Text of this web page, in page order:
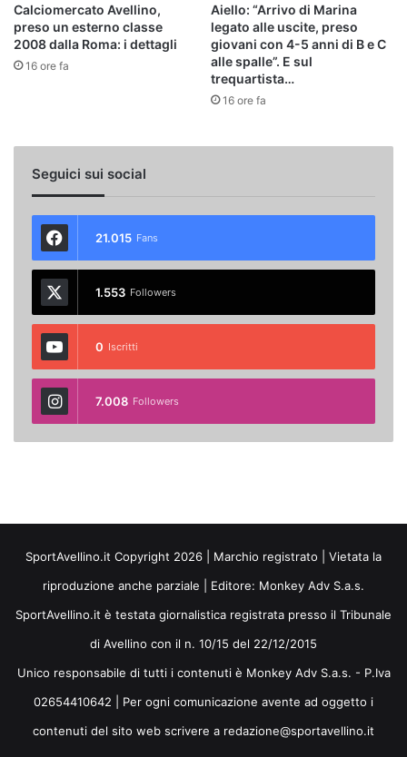
Calciomercato Avellino,
preso un esterno classe
2008 dalla Roma: i dettagli
16 ore fa
Aiello: “Arrivo di Marina
legato alle uscite, preso
giovani con 4-5 anni di B e C
alle spalle”. E sul
trequartista…
16 ore fa
Seguici sui social
21.015 Fans
1.553 Followers
0 Iscritti
7.008 Followers
SportAvellino.it Copyright 2026 | Marchio registrato | Vietata la
riproduzione anche parziale | Editore: Monkey Adv S.a.s.
SportAvellino.it è testata giornalistica registrata presso il Tribunale
di Avellino con il n. 10/15 del 22/12/2015
Unico responsabile di tutti i contenuti è Monkey Adv S.a.s. - P.Iva
02654410642 | Per ogni comunicazione avente ad oggetto i
contenuti del sito web scrivere a redazione@sportavellino.it